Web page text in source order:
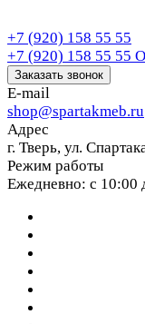
+7 (920) 158 55 55
+7 (920) 158 55 55
Заказать звонок
E-mail
shop@spartakmeb.ru
Адрес
г. Тверь, ул.
Режим работы
Ежедневно: с 10:00